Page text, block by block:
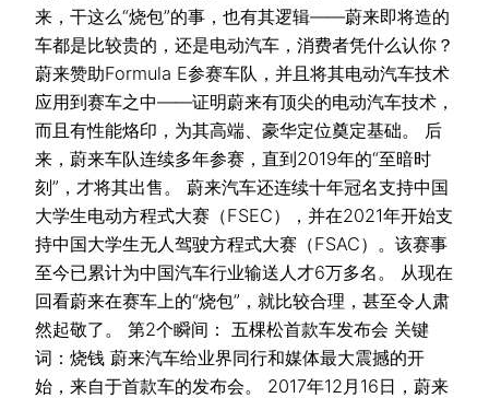
来，干这么“烧包”的事，也有其逻辑——蔚来即将造的
车都是比较贵的，还是电动汽车，消费者凭什么认你？
蔚来赞助Formula E参赛车队，并且将其电动汽车技术
应用到赛车之中——证明蔚来有顶尖的电动汽车技术，
而且有性能烙印，为其高端、豪华定位奠定基础。 后
来，蔚来车队连续多年参赛，直到2019年的“至暗时
刻”，才将其出售。 蔚来汽车还连续十年冠名支持中国
大学生电动方程式大赛（FSEC），并在2021年开始支
持中国大学生无人驾驶方程式大赛（FSAC）。该赛事
至今已累计为中国汽车行业输送人才6万多名。 从现在
回看蔚来在赛车上的“烧包”，就比较合理，甚至令人肃
然起敬了。 第2个瞬间： 五棵松首款车发布会 关键
词：烧钱 蔚来汽车给业界同行和媒体最大震撼的开
始，来自于首款车的发布会。 2017年12月16日，蔚来